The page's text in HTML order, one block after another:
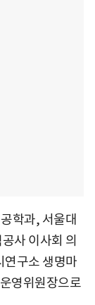
학과, 서울대
사 이사회 의
연구소 생명마
영위원장으로